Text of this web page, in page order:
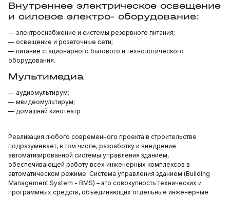
Внутреннее электрическое освещение
и силовое электро- оборудование:
— электроснабжение и системы резервного питания;
— освещение и розеточные сети;
— питание стационарного бытового и технологического
оборудования.
Мультимедиа
— аудиомультирум;
— мвидеомультирум;
— домашний кинотеатр
Реализация любого современного проекта в строительстве
подразумевает, в том числе, разработку и внедрение
автоматизированной системы управления зданием,
обеспечивающей работу всех инженерных комплексов в
автоматическом режиме. Система управления зданием (Building
Management System - BMS) – это совокупность технических и
программных средств, объединяющих отдельные инженерные